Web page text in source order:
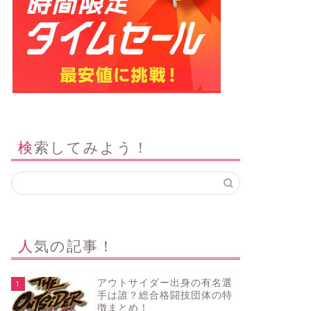
検索してみよう！
人気の記事！
1
アウトサイダー出身の有名選
手は誰？総合格闘技団体の特
徴まとめ！